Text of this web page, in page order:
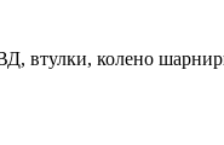
втулки, колено